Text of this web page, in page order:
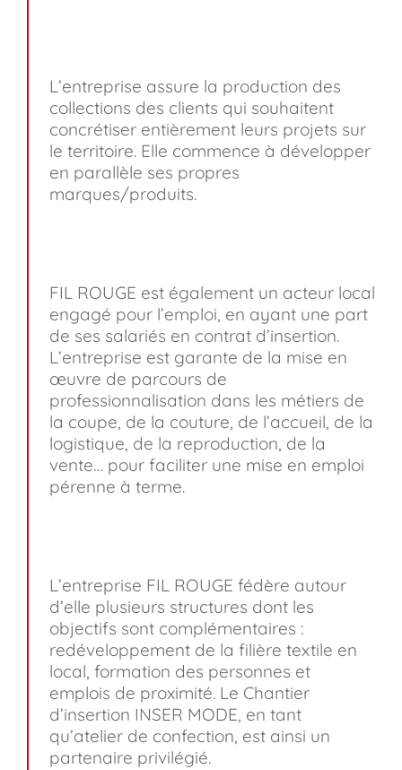
L’entreprise assure la production des
collections des clients qui souhaitent
concrétiser entièrement leurs projets sur
le territoire. Elle commence à développer
en parallèle ses propres
marques/produits.
FIL ROUGE est également un acteur local
engagé pour l’emploi, en ayant une part
de ses salariés en contrat d’insertion.
L’entreprise est garante de la mise en
œuvre de parcours de
professionnalisation dans les métiers de
la coupe, de la couture, de l’accueil, de la
logistique, de la reproduction, de la
vente… pour faciliter une mise en emploi
pérenne à terme.
L’entreprise FIL ROUGE fédère autour
d’elle plusieurs structures dont les
objectifs sont complémentaires :
redéveloppement de la filière textile en
local, formation des personnes et
emplois de proximité. Le Chantier
d’insertion INSER MODE, en tant
qu’atelier de confection, est ainsi un
partenaire privilégié.